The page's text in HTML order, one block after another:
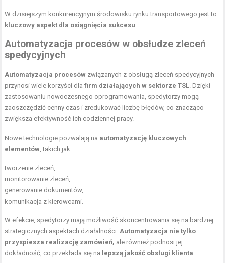
W dzisiejszym konkurencyjnym środowisku rynku transportowego jest to
kluczowy aspekt dla osiągnięcia sukcesu.
Automatyzacja procesów w obsłudze zleceń
spedycyjnych
Automatyzacja procesów związanych z obsługą zleceń spedycyjnych
przynosi wiele korzyści dlafirm działających w sektorze TSL. Dzięki
zastosowaniu nowoczesnego oprogramowania, spedytorzy mogą
zaoszczędzić cenny czas i zredukować liczbę błędów, co znacząco
zwiększa efektywność ich codziennej pracy.
Nowe technologie pozwalają na automatyzację kluczowych
elementów, takich jak:
tworzenie zleceń,
monitorowanie zleceń,
generowanie dokumentów,
komunikacja z kierowcami.
W efekcie, spedytorzy mają możliwość skoncentrowania się na bardziej
strategicznych aspektach działalności.Automatyzacja nie tylko
przyspiesza realizację zamówień, ale również podnosi jej
dokładność, co przekłada się na lepszą jakość obsługi klienta.